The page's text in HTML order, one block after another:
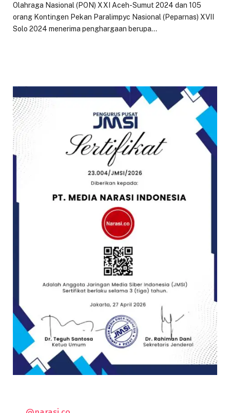
Olahraga Nasional (PON) XXI Aceh-Sumut 2024 dan 105
orang Kontingen Pekan Paralimpyc Nasional (Peparnas) XVII
Solo 2024 menerima penghargaan berupa…